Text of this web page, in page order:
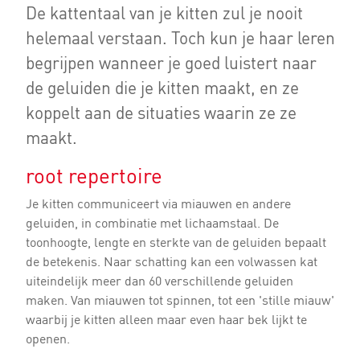
De kattentaal van je kitten zul je nooit
helemaal verstaan. Toch kun je haar leren
begrijpen wanneer je goed luistert naar
de geluiden die je kitten maakt, en ze
koppelt aan de situaties waarin ze ze
maakt.
root repertoire
Je kitten communiceert via miauwen en andere
geluiden, in combinatie met lichaamstaal. De
toonhoogte, lengte en sterkte van de geluiden bepaalt
de betekenis. Naar schatting kan een volwassen kat
uiteindelijk meer dan 60 verschillende geluiden
maken. Van miauwen tot spinnen, tot een 'stille miauw'
waarbij je kitten alleen maar even haar bek lijkt te
openen.